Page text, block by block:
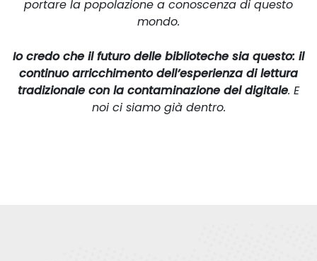
portare la popolazione a conoscenza di questo
mondo.
Io credo che il futuro delle biblioteche sia questo: il
continuo arricchimento dell’esperienza di lettura
tradizionale con la contaminazione del digitale. E
noi ci siamo già dentro.